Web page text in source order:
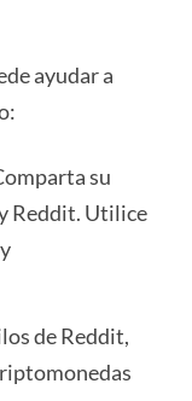
ayudar a
su
Reddit. Utilice
de Reddit,